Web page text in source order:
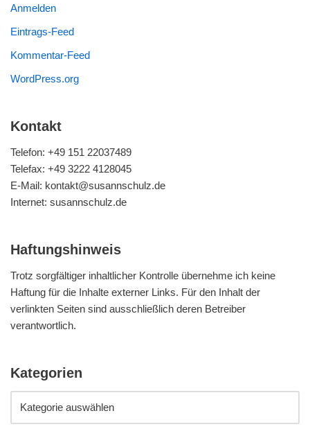
Anmelden
Eintrags-Feed
Kommentar-Feed
WordPress.org
Kontakt
Telefon: +49 151 22037489
Telefax: +49 3222 4128045
E-Mail: kontakt@susannschulz.de
Internet: susannschulz.de
Haftungshinweis
Trotz sorgfältiger inhaltlicher Kontrolle übernehme ich keine
Haftung für die Inhalte externer Links. Für den Inhalt der
verlinkten Seiten sind ausschließlich deren Betreiber
verantwortlich.
Kategorien